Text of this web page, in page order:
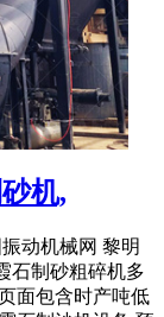
机,
动机械网 黎明
石制砂粗碎机多
面包含时产吨低